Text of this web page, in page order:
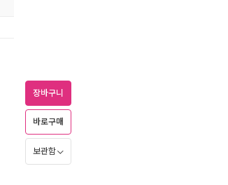
장바구니
바로구매
보관함